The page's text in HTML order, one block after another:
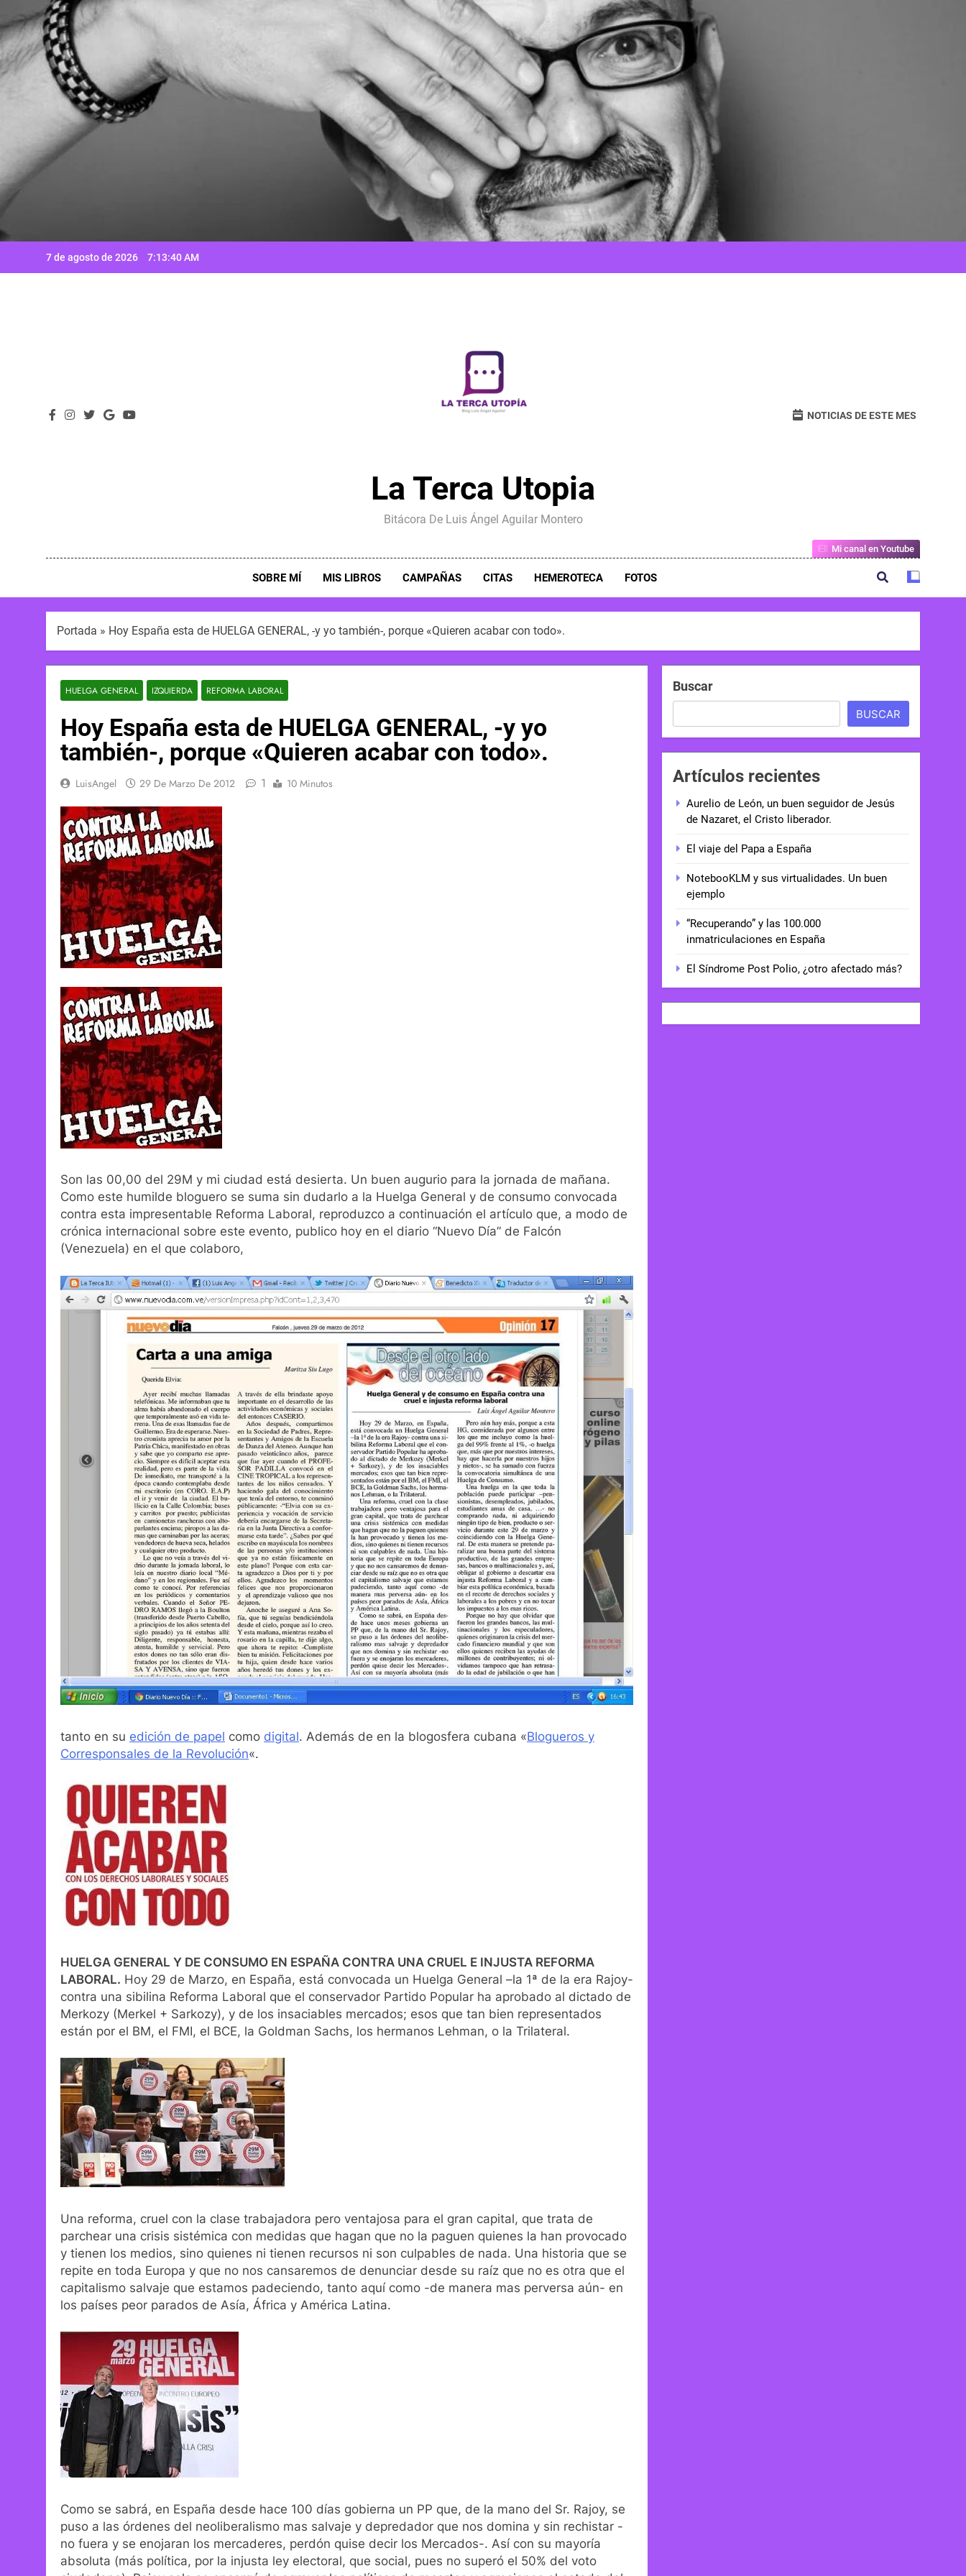
al
contenido
7 de agosto de 2026 7:13:41 AM
La Terca Utopia
Bitácora De Luis Ángel Aguilar Montero
NOTICIAS DE ESTE MES
SOBRE MÍ MIS LIBROS CAMPAÑAS CITAS HEMEROTECA FOTOS
Mi canal en Youtube
Portada » Hoy España esta de HUELGA GENERAL, -y yo también-, porque «Quieren acabar con todo».
HUELGA GENERAL IZQUIERDA REFORMA LABORAL
Hoy España esta de HUELGA GENERAL, -y yo
también-, porque «Quieren acabar con todo».
LuisAngel 29 De Marzo De 2012 1 10 Minutos
Son las 00,00 del 29M y mi ciudad está desierta. Un buen augurio para la jornada de mañana.
Como este humilde bloguero se suma sin dudarlo a la Huelga General y de consumo convocada
contra esta impresentable Reforma Laboral, reproduzco a continuación el artículo que, a modo de
crónica internacional sobre este evento, publico hoy en el diario “Nuevo Día” de Falcón
(Venezuela) en el que colaboro,
tanto en su edición de papel como digital. Además de en la blogosfera cubana «Blogueros y
Corresponsales de la Revolución«.
HUELGA GENERAL Y DE CONSUMO EN ESPAÑA CONTRA UNA CRUEL E INJUSTA REFORMA
LABORAL. Hoy 29 de Marzo, en España, está convocada un Huelga General –la 1ª de la era Rajoy-
contra una sibilina Reforma Laboral que el conservador Partido Popular ha aprobado al dictado de
Merkozy (Merkel + Sarkozy), y de los insaciables mercados; esos que tan bien representados
están por el BM, el FMI, el BCE, la Goldman Sachs, los hermanos Lehman, o la Trilateral.
Una reforma, cruel con la clase trabajadora pero ventajosa para el gran capital, que trata de
parchear una crisis sistémica con medidas que hagan que no la paguen quienes la han provocado
y tienen los medios, sino quienes ni tienen recursos ni son culpables de nada. Una historia que se
repite en toda Europa y que no nos cansaremos de denunciar desde su raíz que no es otra que el
capitalismo salvaje que estamos padeciendo, tanto aquí como -de manera mas perversa aún- en
los países peor parados de Asía, África y América Latina.
Como se sabrá, en España desde hace 100 días gobierna un PP que, de la mano del Sr. Rajoy, se
puso a las órdenes del neoliberalismo mas salvaje y depredador que nos domina y sin rechistar -
no fuera y se enojaran los mercaderes, perdón quise decir los Mercados-. Así con su mayoría
absoluta (más política, por la injusta ley electoral, que social, pues no superó el 50% del voto
Buscar
BUSCAR
Artículos recientes
Aurelio de León, un buen seguidor de Jesús
de Nazaret, el Cristo liberador.
El viaje del Papa a España
NotebooKLM y sus virtualidades. Un buen
ejemplo
“Recuperando” y las 100.000
inmatriculaciones en España
El Síndrome Post Polio, ¿otro afectado más?